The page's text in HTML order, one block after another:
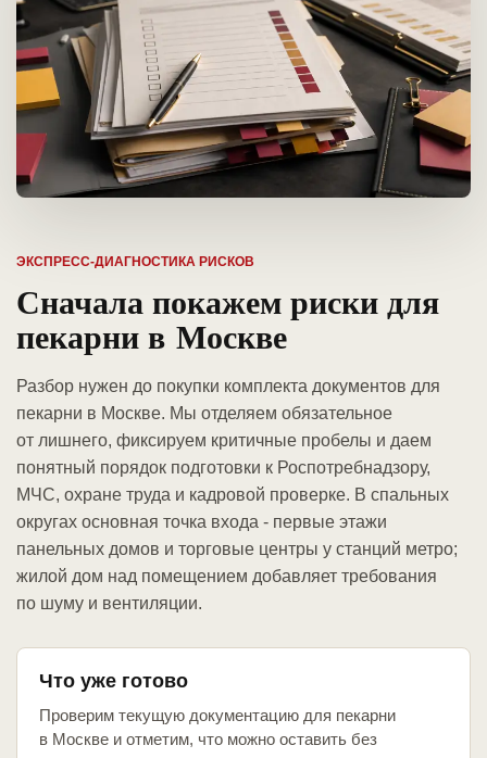
ЭКСПРЕСС-ДИАГНОСТИКА РИСКОВ
Сначала покажем риски для
пекарни в Москве
Разбор нужен до покупки комплекта документов для
пекарни в Москве. Мы отделяем обязательное
от лишнего, фиксируем критичные пробелы и даем
понятный порядок подготовки к Роспотребнадзору,
МЧС, охране труда и кадровой проверке. В спальных
округах основная точка входа - первые этажи
панельных домов и торговые центры у станций метро;
жилой дом над помещением добавляет требования
по шуму и вентиляции.
Что уже готово
Проверим текущую документацию для пекарни
в Москве и отметим, что можно оставить без